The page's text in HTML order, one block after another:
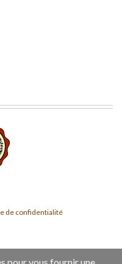
de confidentialité